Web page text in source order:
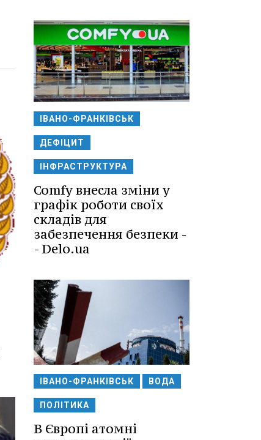
ІВАНО-ФРАНКІВСЬК
ДЕФІЦИТ
ІНФРАСТРУКТУРА
Comfy внесла зміни у
графік роботи своїх
складів для
забезпечення безпеки -
- Delo.ua
ІВАНО-ФРАНКІВСЬК ВОДА
ПОЛІТИКА
В Європі атомні